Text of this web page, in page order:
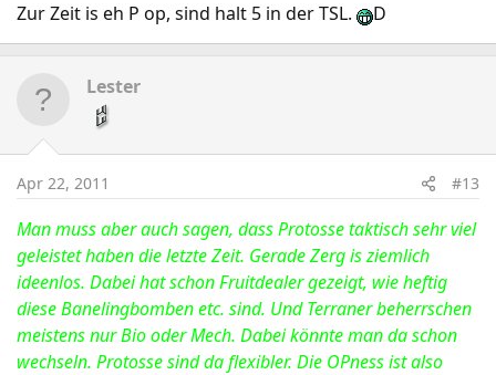
Zur Zeit is eh P op, sind halt 5 in der TSL. D
Lester
Apr 22, 2011 #13
Man muss aber auch sagen, dass Protosse taktisch sehr viel
geleistet haben die letzte Zeit. Gerade Zerg is ziemlich
ideenlos. Dabei hat schon Fruitdealer gezeigt, wie heftig
diese Banelingbomben etc. sind. Und Terraner beherrschen
meistens nur Bio oder Mech. Dabei könnte man da schon
wechseln. Protosse sind da flexibler. Die OPness ist also